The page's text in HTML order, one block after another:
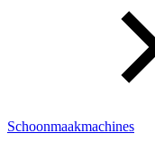
Schoonmaakmachines